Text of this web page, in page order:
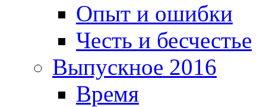
Опыт и ошибки
Честь и бесчестье
Выпускное 2016
Время